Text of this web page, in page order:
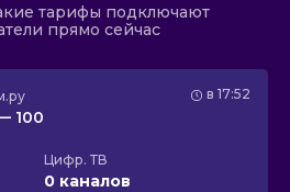
тарифы подключают
прямо сейчас
в 17:52
100
Цифр. ТВ
0 каналов